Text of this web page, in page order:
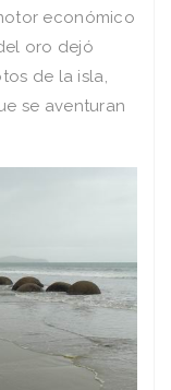
económico
oro dejó
de la isla,
se aventuran